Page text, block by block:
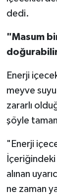
dedi.
"Masum
Enerji
meyve suyu
zararlı
şöyle
"Enerji
alınan
ne zaman